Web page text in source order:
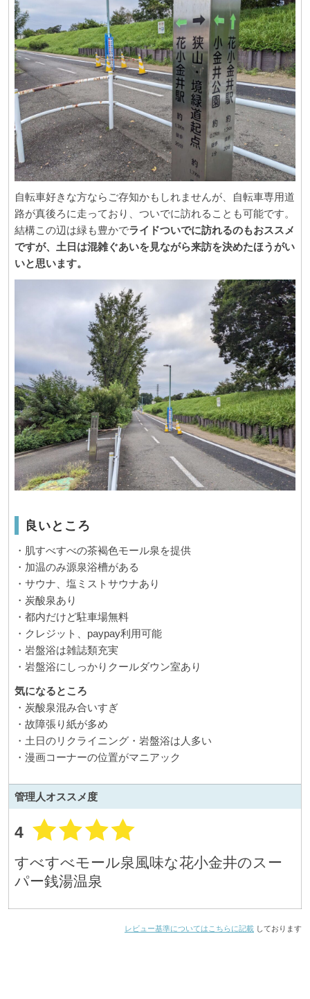
自転車好きな方ならご存知かもしれませんが、自転車専用道
路が真後ろに走っており、ついでに訪れることも可能です。
結構この辺は緑も豊かでライドついでに訪れるのもおススメ
ですが、土日は混雑ぐあいを見ながら来訪を決めたほうがい
いと思います。
良いところ
・肌すべすべの茶褐色モール泉を提供
・加温のみ源泉浴槽がある
・サウナ、塩ミストサウナあり
・炭酸泉あり
・都内だけど駐車場無料
・クレジット、paypay利用可能
・岩盤浴は雑誌類充実
・岩盤浴にしっかりクールダウン室あり
気になるところ
・炭酸泉混み合いすぎ
・故障張り紙が多め
・土日のリクライニング・岩盤浴は人多い
・漫画コーナーの位置がマニアック
管理人オススメ度
4
すべすべモール泉風味な花小金井のスー
パー銭湯温泉
レビュー基準についてはこちらに記載 しております